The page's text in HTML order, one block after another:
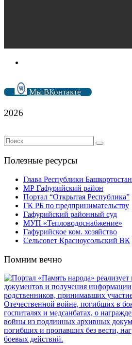
Мы ВКонтакте
2026
Полезные ресурсы
Глава Республики Башкортостан
МР Гафурийский район
Портал “Открытая Республика”
ГК РБ по предпринимательству
Гафурийский районный суд
МУП «Тепловодоснабжение»
Гафурийское ком. хозяйство
Сельсовет Красноусольский ВК
Помним вечно